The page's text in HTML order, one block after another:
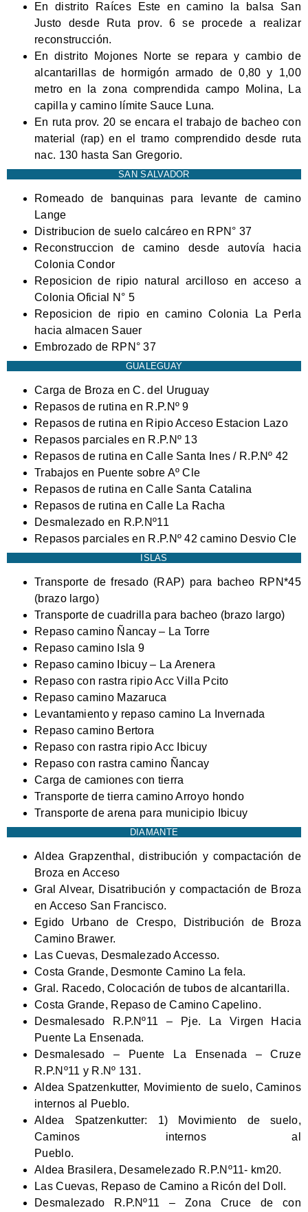
En distrito Raíces Este en camino la balsa San
Justo desde Ruta prov. 6 se procede a realizar
reconstrucción.
En distrito Mojones Norte se repara y cambio de
alcantarillas de hormigón armado de 0,80 y 1,00
metro en la zona comprendida campo Molina, La
capilla y camino límite Sauce Luna.
En ruta prov. 20 se encara el trabajo de bacheo con
material (rap) en el tramo comprendido desde ruta
nac. 130 hasta San Gregorio.
SAN SALVADOR
Romeado de banquinas para levante de camino
Lange
Distribucion de suelo calcáreo en RPN° 37
Reconstruccion de camino desde autovía hacia
Colonia Condor
Reposicion de ripio natural arcilloso en acceso a
Colonia Oficial N° 5
Reposicion de ripio en camino Colonia La Perla
hacia almacen Sauer
Embrozado de RPN° 37
GUALEGUAY
Carga de Broza en C. del Uruguay
Repasos de rutina en R.P.Nº 9
Repasos de rutina en Ripio Acceso Estacion Lazo
Repasos parciales en R.P.Nº 13
Repasos de rutina en Calle Santa Ines / R.P.Nº 42
Trabajos en Puente sobre Aº Cle
Repasos de rutina en Calle Santa Catalina
Repasos de rutina en Calle La Racha
Desmalezado en R.P.Nº11
Repasos parciales en R.P.Nº 42 camino Desvio Cle
ISLAS
Transporte de fresado (RAP) para bacheo RPN*45
(brazo largo)
Transporte de cuadrilla para bacheo (brazo largo)
Repaso camino Ñancay – La Torre
Repaso camino Isla 9
Repaso camino Ibicuy – La Arenera
Repaso con rastra ripio Acc Villa Pcito
Repaso camino Mazaruca
Levantamiento y repaso camino La Invernada
Repaso camino Bertora
Repaso con rastra ripio Acc Ibicuy
Repaso con rastra camino Ñancay
Carga de camiones con tierra
Transporte de tierra camino Arroyo hondo
Transporte de arena para municipio Ibicuy
DIAMANTE
Aldea Grapzenthal, distribución y compactación de
Broza en Acceso
Gral Alvear, Disatribución y compactación de Broza
en Acceso San Francisco.
Egido Urbano de Crespo, Distribución de Broza
Camino Brawer.
Las Cuevas, Desmalezado Accesso.
Costa Grande, Desmonte Camino La fela.
Gral. Racedo, Colocación de tubos de alcantarilla.
Costa Grande, Repaso de Camino Capelino.
Desmalesado R.P.Nº11 – Pje. La Virgen Hacia
Puente La Ensenada.
Desmalesado – Puente La Ensenada – Cruze
R.P.Nº11 y R.Nº 131.
Aldea Spatzenkutter, Movimiento de suelo, Caminos
internos al Pueblo.
Aldea Spatzenkutter: 1) Movimiento de suelo,
Caminos internos al
Pueblo.
Aldea Brasilera, Desamelezado R.P.Nº11- km20.
Las Cuevas, Repaso de Camino a Ricón del Doll.
Desmalezado R.P.Nº11 – Zona Cruce de con